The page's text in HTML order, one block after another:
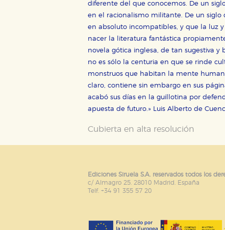
diferente del que conocemos. De un
en el racionalismo militante. De un siglo
en absoluto incompatibles, y que la luz
nacer la literatura fantástica
novela gótica inglesa, de tan sugestiva y
no es sólo la centuria en que se rinde
monstruos que habitan la mente
claro, contiene sin embargo en sus
acabó sus días en la guillotina por
apuesta de futuro.» Luis Alberto de
Cubierta en alta resolución
Ediciones Siruela S.A. reservados todos los
c/ Almagro 25. 28010 Madrid. España
Telf. +34 91 355 57 20
Estas cookies son
otros sitios. No almacenan
dispositivo de internet.
GUARDAR
Puede consultar nuestrapolítica